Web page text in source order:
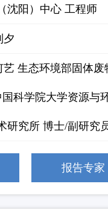
沈阳）中心 工程师
夕
艺 生态环境部固体
科学院大学资源与
研究所 博士/副研
报告专家